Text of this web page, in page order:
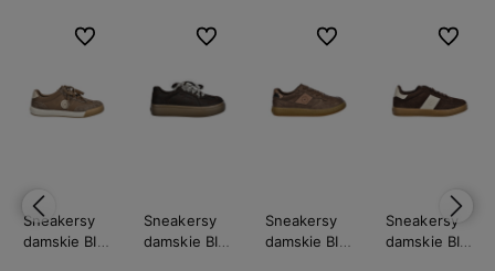
Sneakersy
damskie BIG
Do ulubionych
Do ulubionych
Sneakersy
damskie BIG
Do ulubionych
Do ulubionych
Sneakersy
damskie BIG
Do ulubionych
Do ulubionych
Sneakersy
damskie BIG
Do
Do